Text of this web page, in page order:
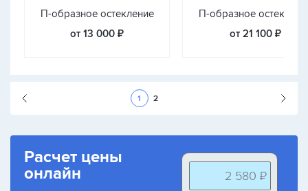
П-образное остекление
от 13 000 ₽
П-образное
от 21 100 ₽
1 2
Следующая
Расчет цены
онлайн
2 580 ₽